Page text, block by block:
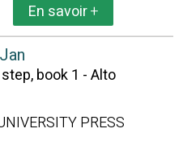
En savoir+
book 1 - Alto
PRESS